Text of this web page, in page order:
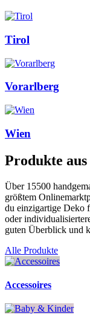
Tirol
Vorarlberg
Wien
Produkte
Über 15500
größtem
du einzigartige Deko
oder
guten Überblick und
Alle Produkte
Accessoires